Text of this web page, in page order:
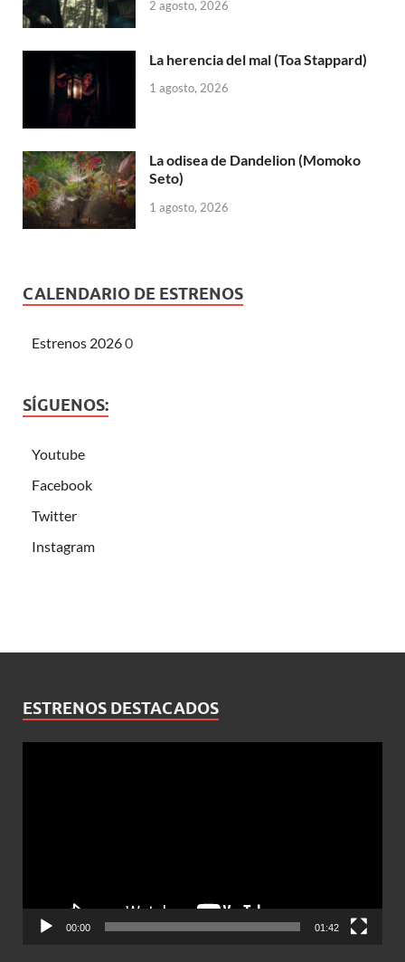
2 agosto, 2026
La herencia del mal (Toa Stappard)
1 agosto, 2026
La odisea de Dandelion (Momoko
Seto)
1 agosto, 2026
CALENDARIO DE ESTRENOS
Estrenos 20260
SÍGUENOS:
Youtube
Facebook
Twitter
Instagram
ESTRENOS DESTACADOS
00:00 01:42